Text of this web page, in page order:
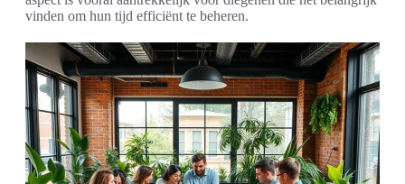
vinden om hun tijd efficiënt te beheren.